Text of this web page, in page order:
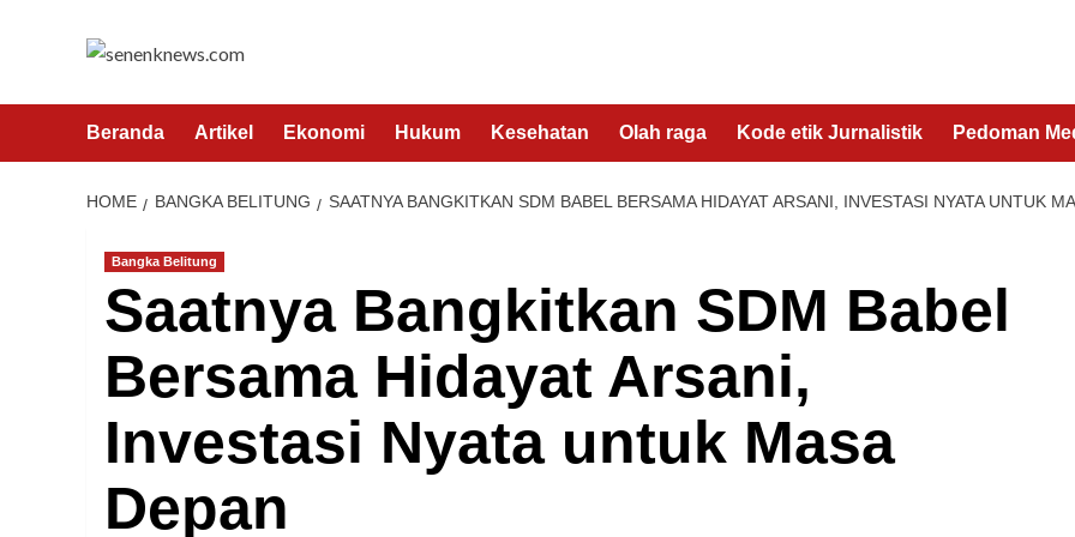
Beranda Artikel Ekonomi Hukum Kesehatan Olah raga Kode etik Jurnalistik Pedoman
HOME BANGKA BELITUNG SAATNYA BANGKITKAN SDM BABEL BERSAMA HIDAYAT ARSANI, INVESTASI NYATA UNTUK
Bangka Belitung
Saatnya Bangkitkan SDM Babel
Bersama Hidayat Arsani,
Investasi Nyata untuk Masa
Depan